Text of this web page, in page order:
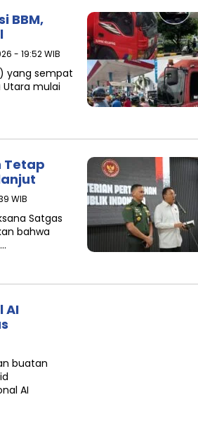
BBM,
- 19:52 WIB
yang sempat
mulai
Tetap
WIB
Satgas
bahwa
AI
buatan
AI